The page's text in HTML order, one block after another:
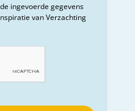
ingevoerde gegevens
van Verzachting